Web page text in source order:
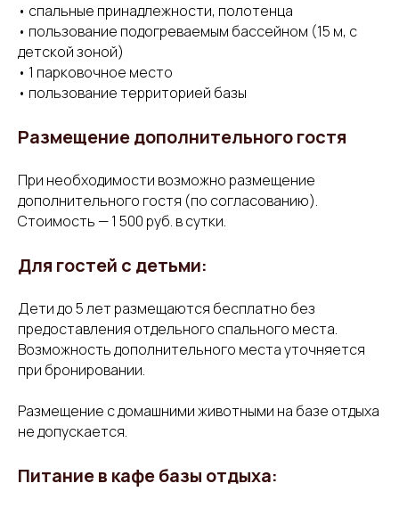
• спальные принадлежности, полотенца
• пользование подогреваемым бассейном (15 м, с
детской зоной)
• 1 парковочное место
• пользование территорией базы
Размещение дополнительного гостя
При необходимости возможно размещение
дополнительного гостя (по согласованию).
Стоимость — 1 500 руб. в сутки.
Для гостей с детьми:
Дети до 5 лет размещаются бесплатно без
предоставления отдельного спального места.
Возможность дополнительного места уточняется
при бронировании.
Размещение с домашними животными на базе отдыха
не допускается.
Питание в кафе базы отдыха: